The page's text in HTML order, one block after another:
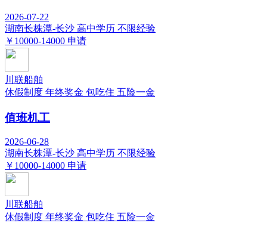
2026-07-22
湖南长株潭-长沙 高中学历 不限经验
￥10000-14000 申请
川联船舶
休假制度 年终奖金 包吃住 五险一金
值班机工
2026-06-28
湖南长株潭-长沙 高中学历 不限经验
￥10000-14000 申请
川联船舶
休假制度 年终奖金 包吃住 五险一金